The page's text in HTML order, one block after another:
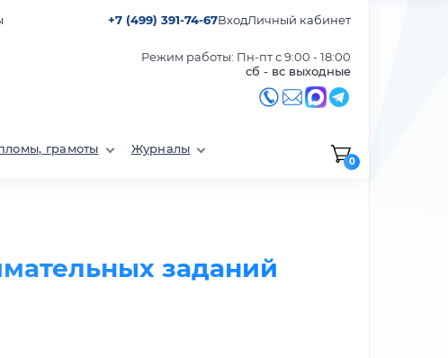
+7 (499) 391-74-67ВходЛичный кабинет
Режим работы: Пн-пт с 9:00 - 18:00
сб - вс выходные
грамоты Журналы
0
заданий